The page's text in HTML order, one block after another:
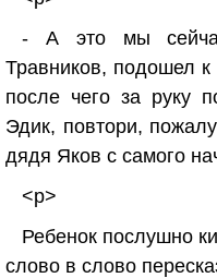
- А это мы
Травников, подошел
после чего за руку
Эдик, повтори,
дядя Яков с самого
<p>
Ребенок послушно
слово в слово